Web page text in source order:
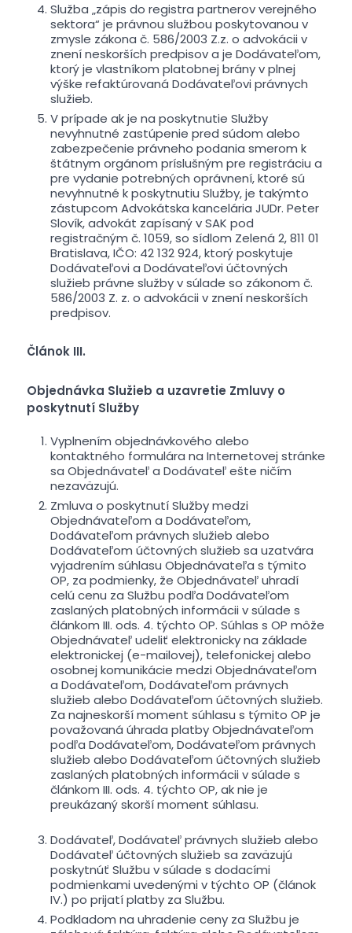
Služba „zápis do registra partnerov verejného
sektora“ je právnou službou poskytovanou v
zmysle zákona č. 586/2003 Z.z. o advokácii v
znení neskorších predpisov a je Dodávateľom,
ktorý je vlastníkom platobnej brány v plnej
výške refaktúrovaná Dodávateľovi právnych
služieb.
V prípade ak je na poskytnutie Služby
nevyhnutné zastúpenie pred súdom alebo
zabezpečenie právneho podania smerom k
štátnym orgánom príslušným pre registráciu a
pre vydanie potrebných oprávnení, ktoré sú
nevyhnutné k poskytnutiu Služby, je takýmto
zástupcom Advokátska kancelária JUDr. Peter
Slovík, advokát zapísaný v SAK pod
registračným č. 1059, so sídlom Zelená 2, 811 01
Bratislava, IČO: 42 132 924, ktorý poskytuje
Dodávateľovi a Dodávateľovi účtovných
služieb právne služby v súlade so zákonom č.
586/2003 Z. z. o advokácii v znení neskorších
predpisov.
Článok III.
Objednávka Služieb a uzavretie Zmluvy o
poskytnutí Služby
Vyplnením objednávkového alebo
kontaktného formulára na Internetovej stránke
sa Objednávateľ a Dodávateľ ešte ničím
nezaväzujú.
Zmluva o poskytnutí Služby medzi
Objednávateľom a Dodávateľom,
Dodávateľom právnych služieb alebo
Dodávateľom účtovných služieb sa uzatvára
vyjadrením súhlasu Objednávateľa s týmito
OP, za podmienky, že Objednávateľ uhradí
celú cenu za Službu podľa Dodávateľom
zaslaných platobných informácii v súlade s
článkom III. ods. 4. týchto OP. Súhlas s OP môže
Objednávateľ udeliť elektronicky na základe
elektronickej (e-mailovej), telefonickej alebo
osobnej komunikácie medzi Objednávateľom
a Dodávateľom, Dodávateľom právnych
služieb alebo Dodávateľom účtovných služieb.
Za najneskorší moment súhlasu s týmito OP je
považovaná úhrada platby Objednávateľom
podľa Dodávateľom, Dodávateľom právnych
služieb alebo Dodávateľom účtovných služieb
zaslaných platobných informácii v súlade s
článkom III. ods. 4. týchto OP, ak nie je
preukázaný skorší moment súhlasu.
Dodávateľ, Dodávateľ právnych služieb alebo
Dodávateľ účtovných služieb sa zaväzujú
poskytnúť Službu v súlade s dodacími
podmienkami uvedenými v týchto OP (článok
IV.) po prijatí platby za Službu.
Podkladom na uhradenie ceny za Službu je